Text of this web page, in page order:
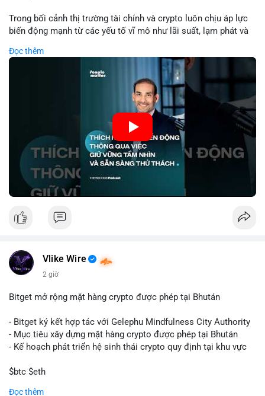
tương tự trong 24 giờ tới để xác nhận xu hướng. Không nên
hành động vội vàng dựa trên một giao dịch đơn lẻ, hãy ưu tiên
#giaodichlon
#tamlycavoi
Trong bối cảnh thị trường tài chính và crypto luôn chịu áp lực
biến động mạnh từ các yếu tố vĩ mô như lãi suất, lạm phát và
chìa khóa để đầu tư viên vượt qua giai đoạn không chắc chắn.
Thay vì phản ứng cảm xúc với những dao động ngắn hạn, các
nhà đầu tư thành công thường tập trung vào nguyên tắc cơ
bản, phân배 tài sản hợp lý và kiên持 theo kế hoạch đã định.
Điều này không chỉ giúp giảm rủi ro mà còn tạo điều kiện để
tận dụng cơ hội khi thị trường phục hồi.
🎥 Xem video trực tiếp tại:
Nguồn: VIETSUCCESS
Đọc thêm
Vlike Wire
2 giờ
Bitget mở rộng mặt hàng crypto được phép tại Bhután
- Bitget ký kết hợp tác với Gelephu Mindfulness City Authority
- Mục tiêu xây dựng mặt hàng crypto được phép tại Bhután
- Kế hoạch phát triển hệ sinh thái crypto quy định tại khu vực
$btc $eth
Đọc thêm